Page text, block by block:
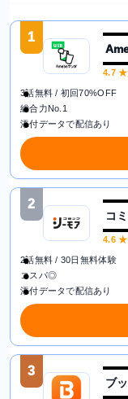
1
4.7
3話無料 / 初回70%OFF
総合力No.1
添付データで配信あり
2
コ
4.6
2話無料 / 30日無料体験
コスパ◎
添付データで配信あり
3
ブ